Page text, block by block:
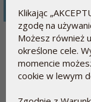
Więcej
Szwedzkim
koenzymu Q10
Klikając
zgodę na
Możesz również
określone cele.
momencie
cookie w lewym